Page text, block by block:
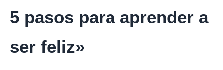
5 pasos para aprender a
ser feliz»